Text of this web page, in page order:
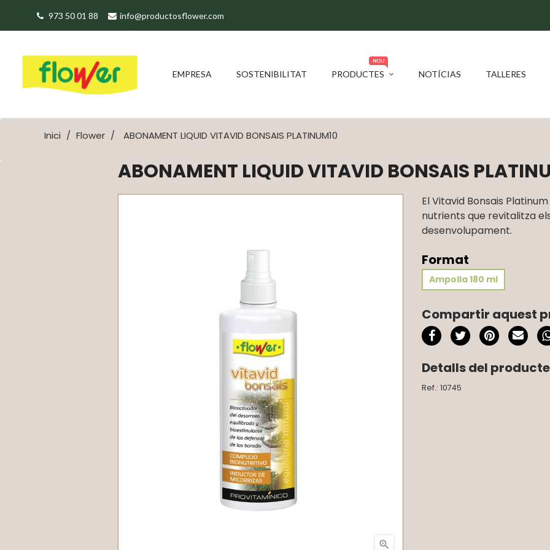
973 50 01 88 info@productosflower.com
EMPRESA SOSTENIBILITAT PRODUCTES
NOU
NOTÍCIAS TALLERES
Inici Flower ABONAMENT LIQUID VITAVID BONSAIS PLATINUM10
ABONAMENT LIQUID VITAVID BONSAIS

El Vitavid Bonsais
nutrients que revitalitza
desenvolupament.
Format
Ampolla 180 ml
Compartir aquest
Detalls del producte
Ref.: 10745